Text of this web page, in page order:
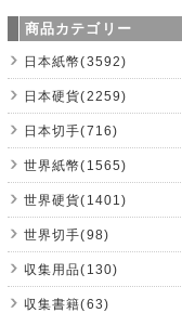
商品カテゴリー
日本紙幣(3592)
日本硬貨(2259)
日本切手(716)
世界紙幣(1565)
世界硬貨(1401)
世界切手(98)
収集用品(130)
収集書籍(63)